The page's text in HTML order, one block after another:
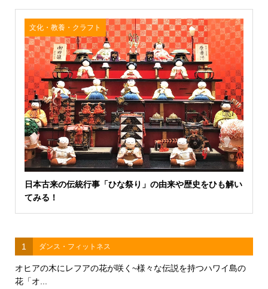
文化・教養・クラフト
日本古来の伝統行事「ひな祭り」の由来や歴史をひも解い
てみる！
1 ダンス・フィットネス
オヒアの木にレフアの花が咲く~様々な伝説を持つハワイ島の
花「オ...